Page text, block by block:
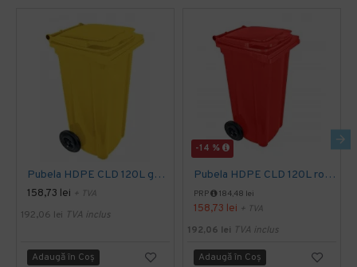
Pubela HDPE CLD 120L galben - Transport Inclus
158,73 lei + TVA
192,06 lei TVA inclus
Adaugă în Coş
-14 %
Pubela HDPE CLD 120L rosu - Transport Inclus
PRP 184,48 lei
158,73 lei + TVA
192,06 lei TVA inclus
Adaugă în Coş